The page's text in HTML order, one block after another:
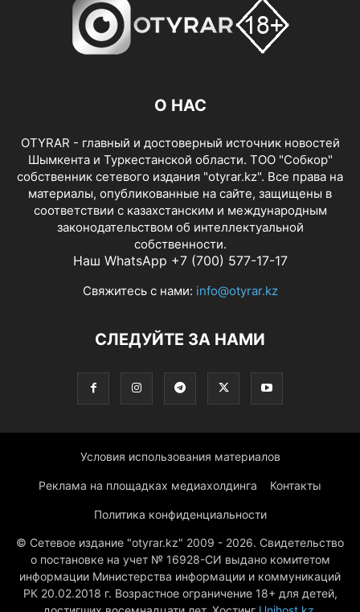
О НАС
OTYRAR - главный и достоверный источник новостей
Шымкента и Туркестанской области. ТОО "Собкор"
собственник сетевого издания "otyrar.kz". Все права на
материалы, опубликованные на сайте, защищены в
соответствии с казахстанским и международным
законодательством об интеллектуальной
собственности.
Наш WhatsApp +7 (700) 577-17-17
Свяжитесь с нами: info@otyrar.kz
СЛЕДУЙТЕ ЗА НАМИ
Условия использования материалов
Реклама на площадках медиахолдинга Контакты
Политика конфиденциальности
© Сетевое издание "otyrar.kz" 2009 - 2026. Свидетельство
о постановке на учет № 16928-СИ выдано комитетом
информации Министерства информации и коммуникаций
РК 20.02.2018 г. Возрастное ограничение 18+ для детей,